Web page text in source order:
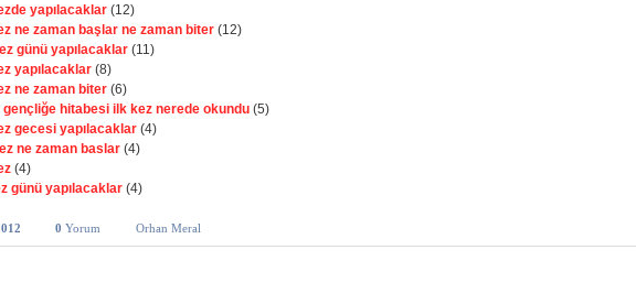
yapılacaklar (12)
ne zaman başlar ne zaman biter (12)
günü yapılacaklar (11)
yapılacaklar (8)
ne zaman biter (6)
hitabesi ilk kez nerede okundu (5)
gecesi yapılacaklar (4)
ne zaman baslar (4)
(4)
günü yapılacaklar (4)
0 Yorum Orhan Meral